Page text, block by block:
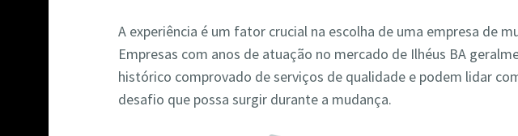
A experiência é um fator crucial na escolha de uma empresa de
Empresas com anos de atuação no mercado de Ilhéus BA
histórico comprovado de serviços de qualidade e podem lidar
desafio que possa surgir durante a mudança.